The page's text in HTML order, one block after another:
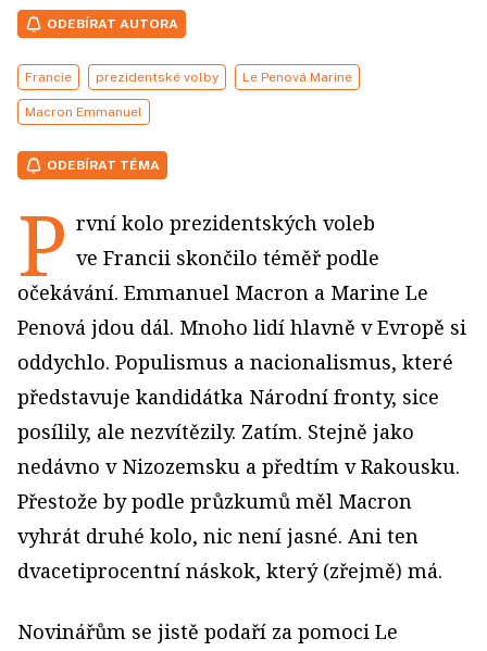
ODEBÍRAT AUTORA
Francie prezidentské volby Le Penová Marine
Macron Emmanuel
ODEBÍRAT TÉMA
P rvní kolo prezidentských voleb
ve Francii skončilo téměř podle
očekávání. Emmanuel Macron a Marine Le
Penová jdou dál. Mnoho lidí hlavně v Evropě si
oddychlo. Populismus a nacionalismus, které
představuje kandidátka Národní fronty, sice
posílily, ale nezvítězily. Zatím. Stejně jako
nedávno v Nizozemsku a předtím v Rakousku.
Přestože by podle průzkumů měl Macron
vyhrát druhé kolo, nic není jasné. Ani ten
dvacetiprocentní náskok, který (zřejmě) má.
Novinářům se jistě podaří za pomoci Le